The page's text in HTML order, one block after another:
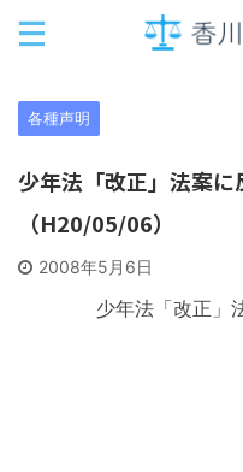
各種声明
少年法「改正」法案
（H20/05/06）
2008年5月6日
少年法「改正」